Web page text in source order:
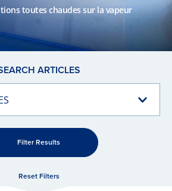
toutes chaudes sur la vapeur
ARTICLES
Filter Results
Reset Filters